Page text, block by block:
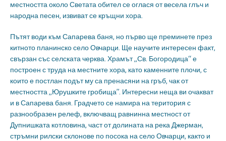
местността около Светата обител се оглася от весела глъч и
народна песен, извиват се кръщни хора.
Пътят води към Сапарева баня, но първо ще преминете през
китното планинско село Овчарци. Ще научите интересен факт,
свързан със селската черква. Храмът „Св. Богородица“ е
построен с труда на местните хора, като каменните плочи, с
които е постлан подът му са пренасяни на гръб, чак от
местността „Юрушките гробища”. Интересни неща ви очакват
и в Сапарева баня. Градчето се намира на територия с
разнообразен релеф, включващ равнинна местност от
Дупнишката котловина, част от долината на река Джерман,
стръмни рилски склонове по посока на село Овчарци, както и